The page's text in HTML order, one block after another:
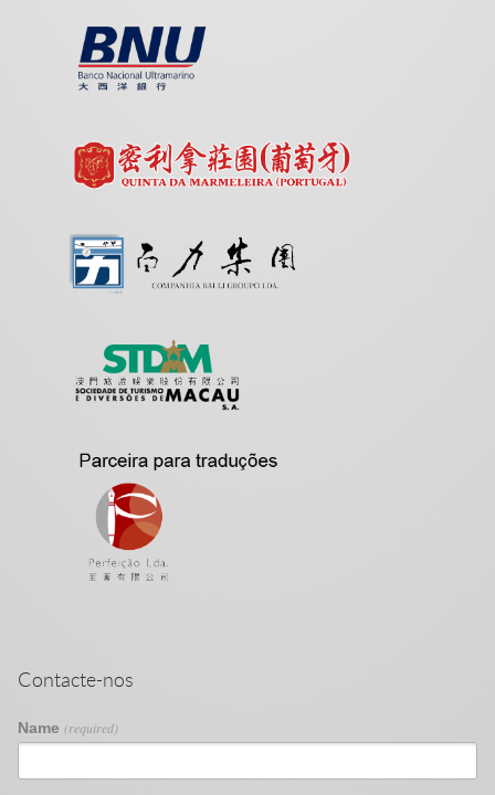
Contacte-nos
Name (required)